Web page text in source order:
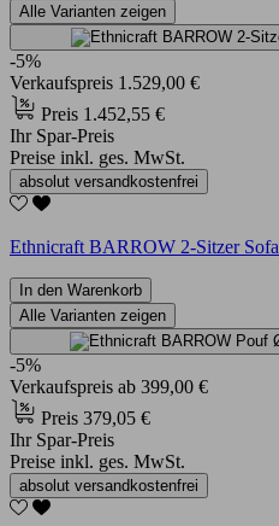
Alle Varianten zeigen
-5%
Verkaufspreis 1.529,00 €
Preis 1.452,55 €
Ihr Spar-Preis
Preise inkl. ges. MwSt.
absolut versandkostenfrei
Ethnicraft BARROW 2-Sitzer Sofa
In den Warenkorb
Alle Varianten zeigen
-5%
Verkaufspreis ab 399,00 €
Preis 379,05 €
Ihr Spar-Preis
Preise inkl. ges. MwSt.
absolut versandkostenfrei